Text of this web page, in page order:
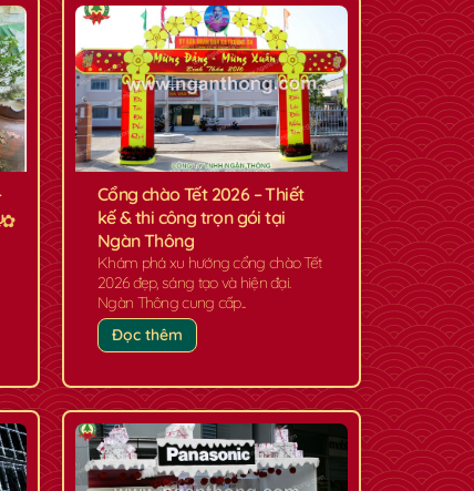
Cổng chào Tết 2026 – Thiết
kế & thi công trọn gói tại
Ngàn Thông
Khám phá xu hướng cổng chào Tết
2026 đẹp, sáng tạo và hiện đại.
Ngàn Thông cung cấp...
Đọc thêm